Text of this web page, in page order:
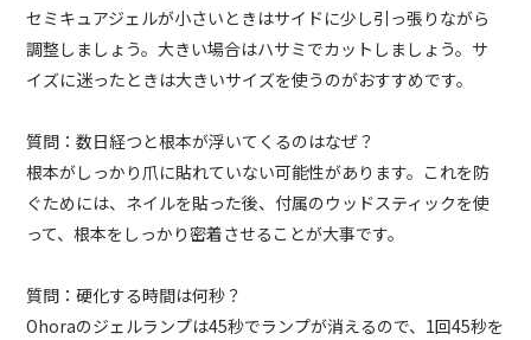
セミキュアジェルが小さいときはサイドに少し引っ張りながら
調整しましょう。大きい場合はハサミでカットしましょう。サ
イズに迷ったときは大きいサイズを使うのがおすすめです。
質問：数日経つと根本が浮いてくるのはなぜ？
根本がしっかり爪に貼れていない可能性があります。これを防
ぐためには、ネイルを貼った後、付属のウッドスティックを使
って、根本をしっかり密着させることが大事です。
質問：硬化する時間は何秒？
Ohoraのジェルランプは45秒でランプが消えるので、1回45秒を